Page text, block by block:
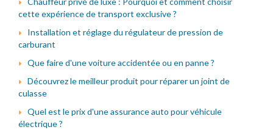
cette expérience de transport exclusive ?
Installation et réglage du régulateur de pression de
carburant
Que faire d'une voiture accidentée ou en panne ?
Découvrez le meilleur produit pour réparer un joint de
culasse
Quel est le prix d'une assurance auto pour véhicule
électrique ?